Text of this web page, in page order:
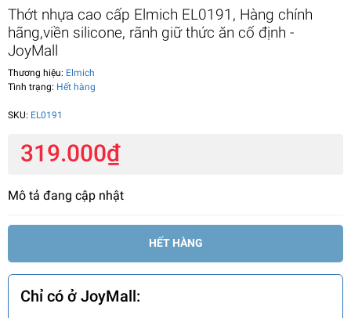
Thớt nhựa cao cấp Elmich EL0191, Hàng chính
hãng,viền silicone, rãnh giữ thức ăn cố định -
JoyMall
Thương hiệu: Elmich
Tình trạng: Hết hàng
SKU: EL0191
319.000₫
Mô tả đang cập nhật
HẾT HÀNG
Chỉ có ở JoyMall: